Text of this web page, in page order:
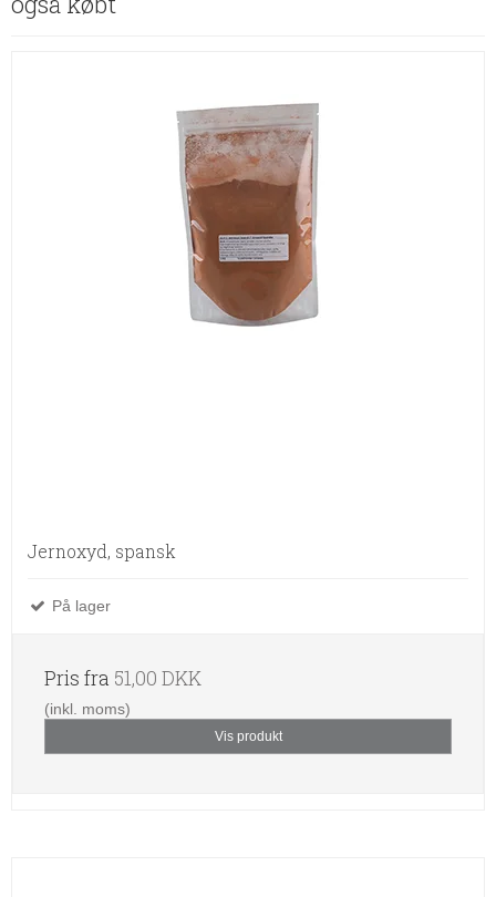
Jernoxyd, spansk
På lager
Pris fra 51,00 DKK
(inkl. moms)
Vis produkt